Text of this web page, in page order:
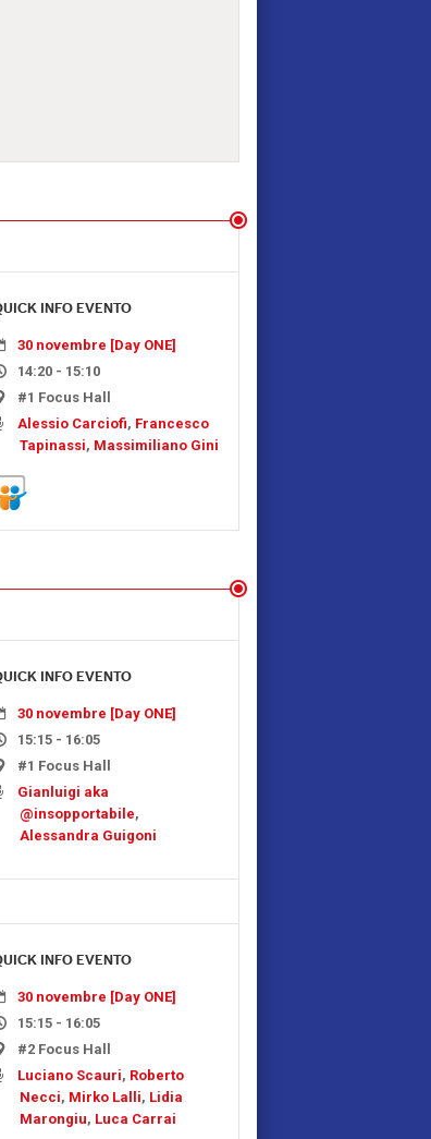
INFO EVENTO
30 novembre [Day ONE]
14:20 - 15:10
#1 Focus Hall
Alessio Carciofi, Francesco
Tapinassi, Massimiliano Gini
INFO EVENTO
30 novembre [Day ONE]
15:15 - 16:05
#1 Focus Hall
Gianluigi aka
@insopportabile,
Alessandra Guigoni
INFO EVENTO
30 novembre [Day ONE]
15:15 - 16:05
#2 Focus Hall
Luciano Scauri, Roberto
Necci, Mirko Lalli, Lidia
Marongiu, Luca Carrai